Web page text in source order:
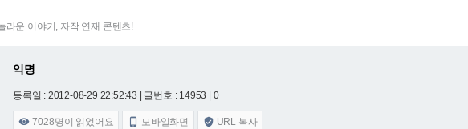
라운 이야기, 자작 연재 콘텐츠!
익명
등록일 : 2012-08-29 22:52:43 | 글번호 : 14953 | 0
 7028명이 읽었어요  모바일화면  URL 복사